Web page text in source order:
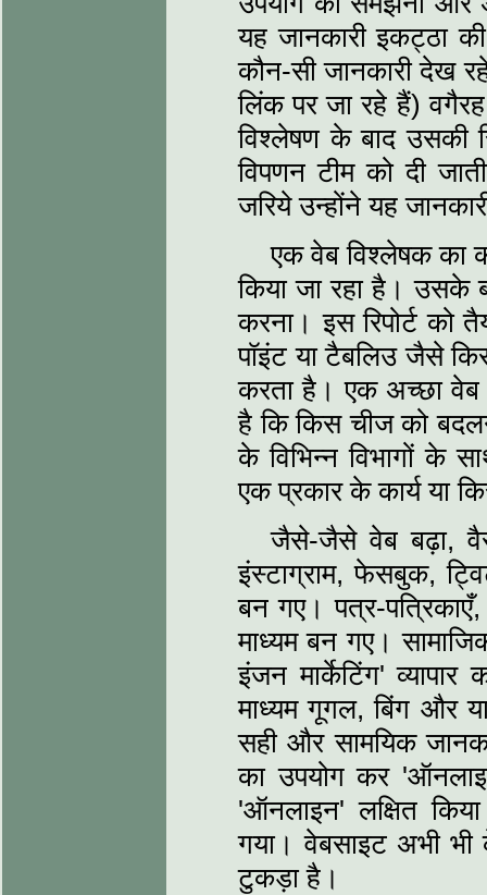
यह जानकारी इकट्ठा
कौन-सी जानकारी देख
लिंक पर जा रहे हैं)
विश्लेषण के बाद उसकी
विपणन टीम को दी
जरिये उन्होंने यह
एक वेब विश्लेषक का
किया जा रहा है। उसके
करना। इस रिपोर्ट को
पॉइंट या टैबलिउ जैसे
करता है। एक अच्छा वेब
है कि किस चीज को
के विभिन्न विभागों के
एक प्रकार के कार्य या
जैसे-जैसे वेब बढ़ा,
इंस्टाग्राम, फेसबुक,
बन गए। पत्र-
माध्यम बन गए।
इंजन मार्केटिंग'
माध्यम गूगल, बिंग और
सही और सामयिक
का उपयोग कर
'ऑनलाइन' लक्षित
गया। वेबसाइट अभी
टुकड़ा है।